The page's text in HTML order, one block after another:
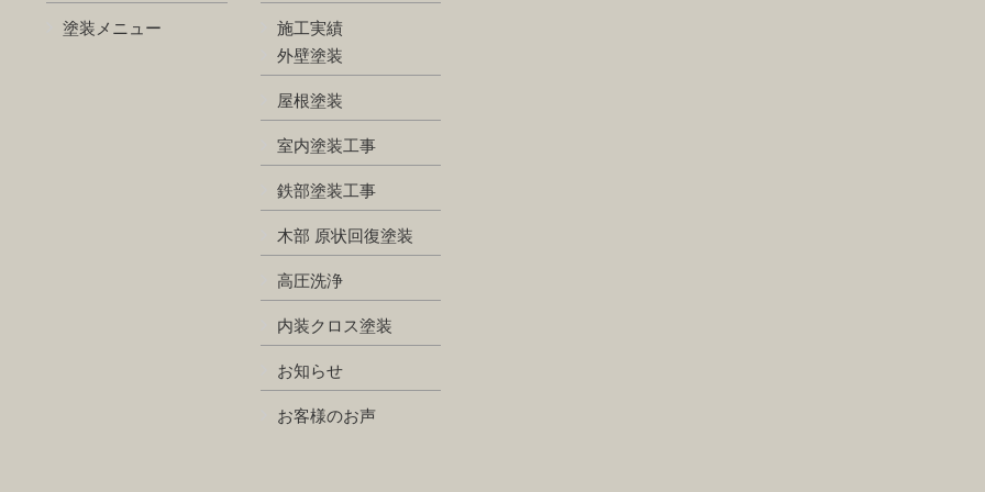
塗装メニュー
施工実績
外壁塗装
屋根塗装
室内塗装工事
鉄部塗装工事
木部 原状回復塗装
高圧洗浄
内装クロス塗装
お知らせ
お客様のお声